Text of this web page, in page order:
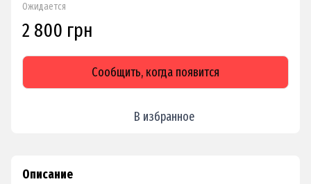
Ожидается
2 800 грн
Сообщить, когда появится
В избранное
Описание